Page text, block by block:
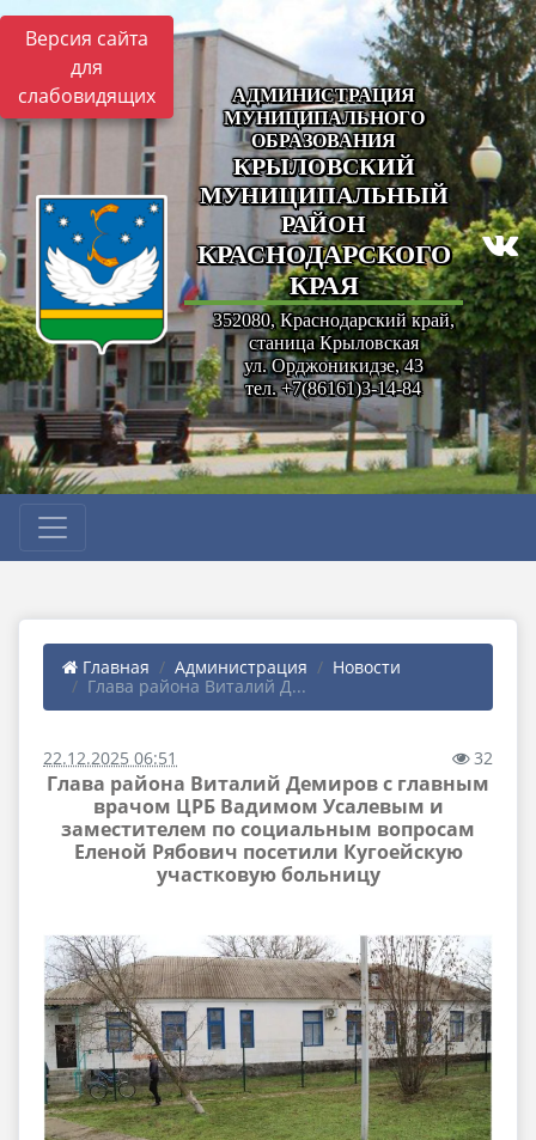
Версия сайта
для
слабовидящих
АДМИНИСТРАЦИЯ
МУНИЦИПАЛЬНОГО
ОБРАЗОВАНИЯ
КРЫЛОВСКИЙ
МУНИЦИПАЛЬНЫЙ
РАЙОН
КРАСНОДАРСКОГО
КРАЯ
352080, Краснодарский край,
станица Крыловская
ул. Орджоникидзе, 43
тел. +7(86161)3-14-84
Главная Администрация
Новости
Глава района Виталий Д...
22.12.2025 06:51 32
Глава района Виталий Демиров с главным
врачом ЦРБ Вадимом Усалевым и
заместителем по социальным вопросам
Еленой Рябович посетили Кугоейскую
участковую больницу